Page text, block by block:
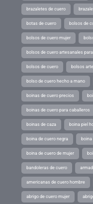
brazaletes de cuero
botas de cuero bolsos de
bolsos de cuero mujer
bolsos de cuero artesanales
bolsos de cuero bolsos
bolso de cuero hecho a mano
boinas de cuero precios
boinas de cuero para caballeros
boinas de caza boina piel
boina de cuero negra
boina de cuero de mujer
bandoleras de cuero
americanas de cuero hombre
abrigo de cuero mujer